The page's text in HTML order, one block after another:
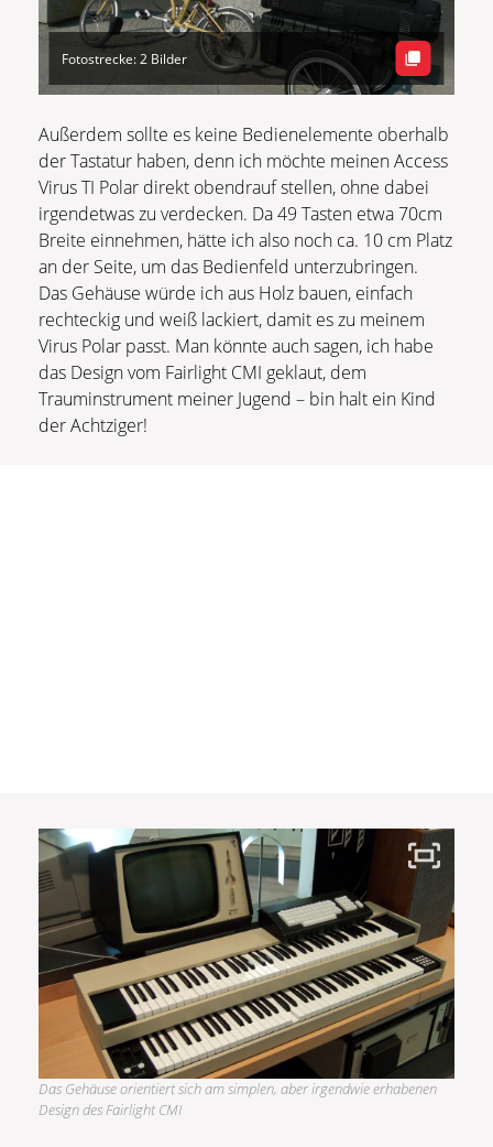
Fotostrecke: 2 Bilder
Außerdem sollte es keine Bedienelemente oberhalb
der Tastatur haben, denn ich möchte meinen Access
Virus TI Polar direkt obendrauf stellen, ohne dabei
irgendetwas zu verdecken. Da 49 Tasten etwa 70cm
Breite einnehmen, hätte ich also noch ca. 10 cm Platz
an der Seite, um das Bedienfeld unterzubringen.
Das Gehäuse würde ich aus Holz bauen, einfach
rechteckig und weiß lackiert, damit es zu meinem
Virus Polar passt. Man könnte auch sagen, ich habe
das Design vom Fairlight CMI geklaut, dem
Trauminstrument meiner Jugend – bin halt ein Kind
der Achtziger!
Das Gehäuse orientiert sich am simplen, aber irgendwie erhabenen
Design des Fairlight CMI